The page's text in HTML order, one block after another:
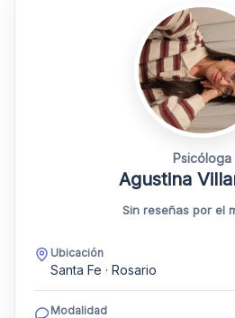
Psicóloga
Agustina
Sin reseñas por el
Ubicación
Santa Fe · Rosario
Modalidad